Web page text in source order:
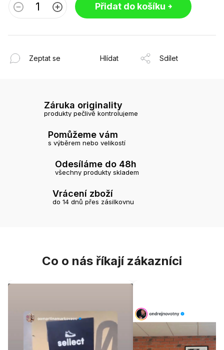
Přidat do košíku
Zeptat se Hlídat Sdílet
Záruka originality
produkty pečlivě kontrolujeme
Pomůžeme vám
s výběrem nebo velikostí
Odesíláme do 48h
všechny produkty skladem
Vrácení zboží
do 14 dnů přes zásilkovnu
Co o nás říkají zákazníci